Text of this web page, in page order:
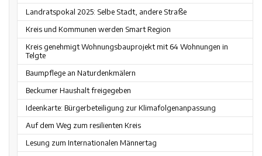
Landratspokal 2025: Selbe Stadt, andere Straße
Kreis und Kommunen werden Smart Region
Kreis genehmigt Wohnungsbauprojekt mit 64 Wohnungen in
Telgte
Baumpflege an Naturdenkmälern
Beckumer Haushalt freigegeben
Ideenkarte: Bürgerbeteiligung zur Klimafolgenanpassung
Auf dem Weg zum resilienten Kreis
Lesung zum Internationalen Männertag